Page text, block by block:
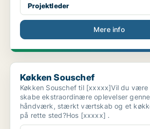
Projektleder
Mere info
Køkken Souschef
Køkken Souschef
Køkken Souschef til [xxxxx]Vil du
skabe ekstraordinære oplevelser
håndværk, stærkt værtskab og et
på rette sted?Hos [xxxxx] .